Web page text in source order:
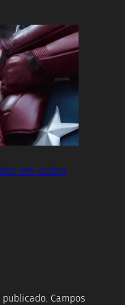
em outro
Campos